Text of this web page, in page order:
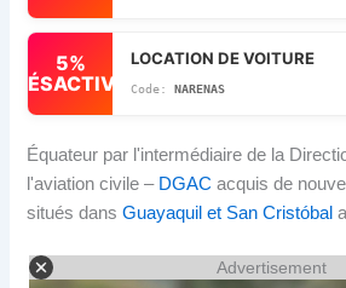
5%
DÉSACTIVÉ
LOCATION DE VOITURE
NARENAS
Équateur par l'intermédiaire de la
l'aviation civile – DGAC acquis de
situés dansGuayaquil et San Cristóbal
Advertisement